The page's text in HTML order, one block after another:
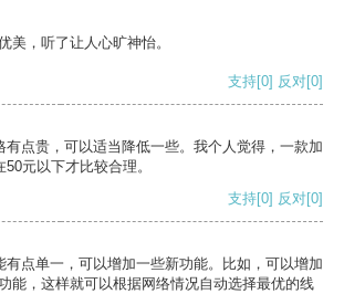
美，听了让人心旷神怡。
支持[0] 反对[0]
有点贵，可以适当降低一些。我个人觉得，一款加
元以下才比较合理。
支持[0] 反对[0]
有点单一，可以增加一些新功能。比如，可以增加
能，这样就可以根据网络情况自动选择最优的线